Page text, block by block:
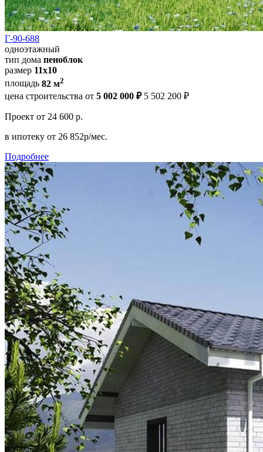
Г-90-688
одноэтажный
тип дома пеноблок
размер 11x10
площадь 82 м2
цена строительства от 5 002 000 ₽ 5 502 200 ₽
Проект от 24 600 р.
в ипотеку от 26 852р/мес.
Подробнее